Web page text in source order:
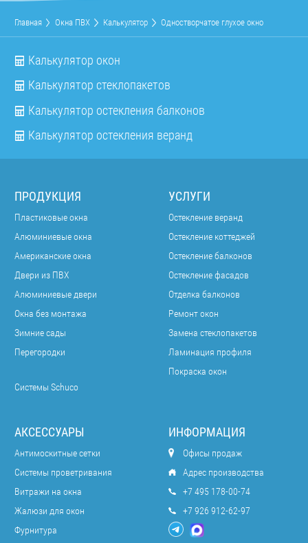
Главная Окна ПВХ Калькулятор Одностворчатое глухое окно
Калькулятор окон
Калькулятор стеклопакетов
Калькулятор остекления балконов
Калькулятор остекления веранд
ПРОДУКЦИЯ
Пластиковые окна
Алюминиевые окна
Американские окна
Двери из ПВХ
Алюминиевые двери
Окна без монтажа
Зимние сады
Перегородки
Системы Schuco
УСЛУГИ
Остекление веранд
Остекление коттеджей
Остекление балконов
Остекление фасадов
Отделка балконов
Ремонт окон
Замена стеклопакетов
Ламинация профиля
Покраска окон
АКСЕССУАРЫ
Антимоскитные сетки
Системы проветривания
Витражи на окна
Жалюзи для окон
Фурнитура
ИНФОРМАЦИЯ
Офисы продаж
Адрес производства
+7 495 178-00-74
+7 926 912-62-97